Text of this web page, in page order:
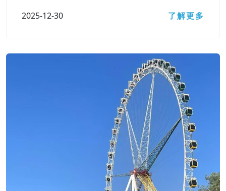
弄懂了遗嘱效力、高空抛物责任等法律知识
2025-12-30 了解更多